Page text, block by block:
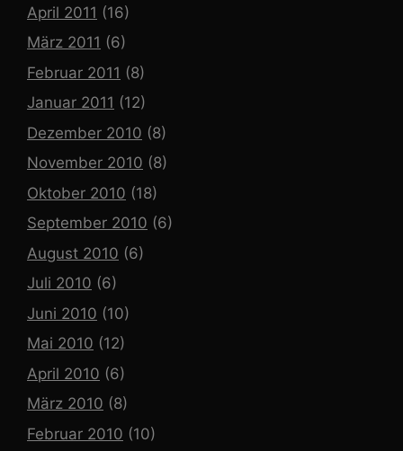
April 2011 (16)
März 2011 (6)
Februar 2011 (8)
Januar 2011 (12)
Dezember 2010 (8)
November 2010 (8)
Oktober 2010 (18)
September 2010 (6)
August 2010 (6)
Juli 2010 (6)
Juni 2010 (10)
Mai 2010 (12)
April 2010 (6)
März 2010 (8)
Februar 2010 (10)